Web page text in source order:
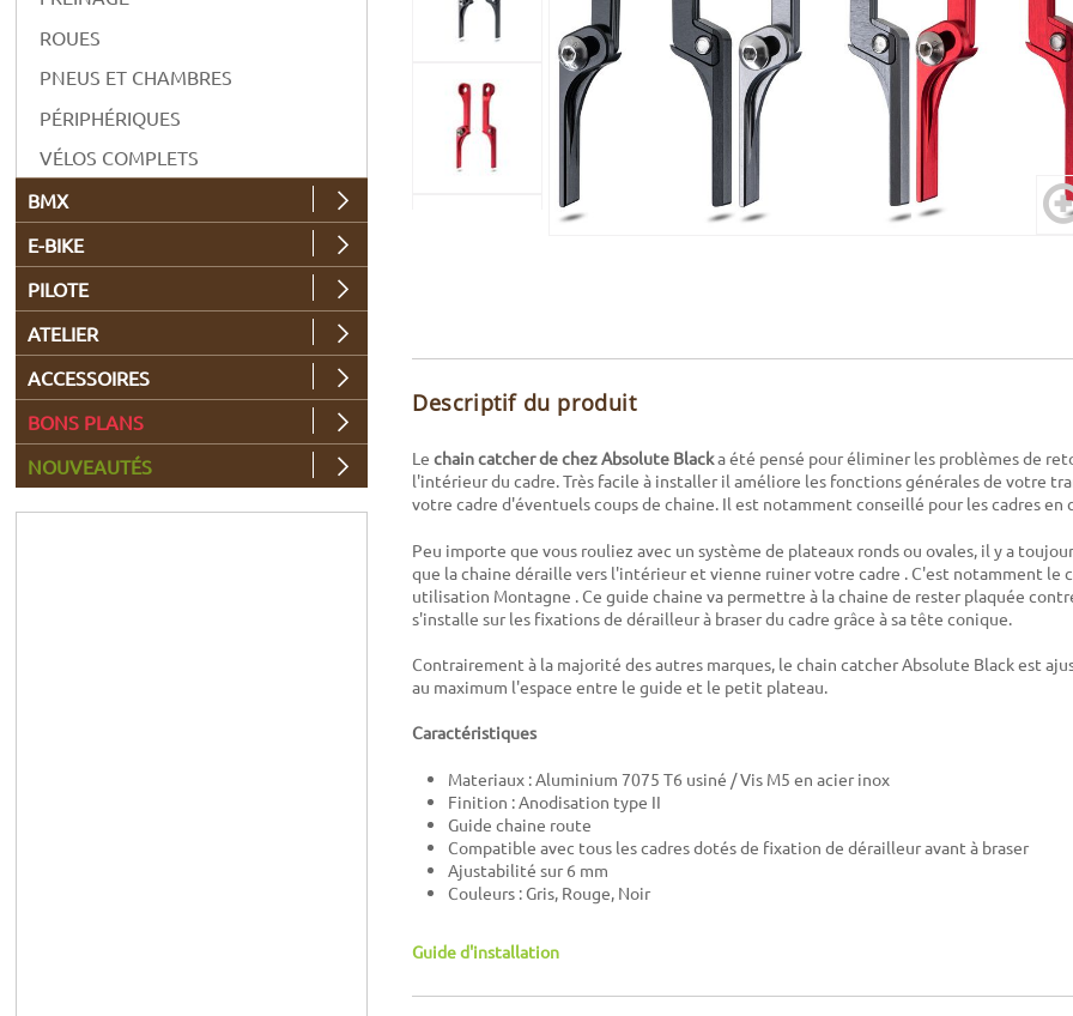
Descriptif du produit
Le chain catcher de chez Absolute Blacka été pensé pour éliminer les problèmes de
l'intérieur du cadre. Très facile à installer il améliore les fonctions générales de votre
votre cadre d'éventuels coups de chaine. Il est notamment conseillé pour les cadres en
Peu importe que vous rouliez avec un système de plateaux ronds ou ovales, il y a
que la chaine déraille vers l'intérieur et vienne ruiner votre cadre . C'est notamment le
utilisation Montagne . Ce guide chaine va permettre à la chaine de rester plaquée
s'installe sur les fixations de dérailleur à braser du cadre grâce à sa tête conique.
Contrairement à la majorité des autres marques, le chain catcher Absolute Black est
au maximum l'espace entre le guide et le petit plateau.
Caractéristiques
Materiaux : Aluminium 7075 T6 usiné / Vis M5 en acier inox
Finition : Anodisation type II
Guide chaine route
Compatible avec tous les cadres dotés de fixation de dérailleur avant à braser
Ajustabilité sur 6 mm
Couleurs : Gris, Rouge, Noir
Guide d'installation
ROUES
PNEUS ET CHAMBRES
PÉRIPHÉRIQUES
VÉLOS COMPLETS
BMX
E-BIKE
PILOTE
ATELIER
ACCESSOIRES
BONS PLANS
NOUVEAUTÉS